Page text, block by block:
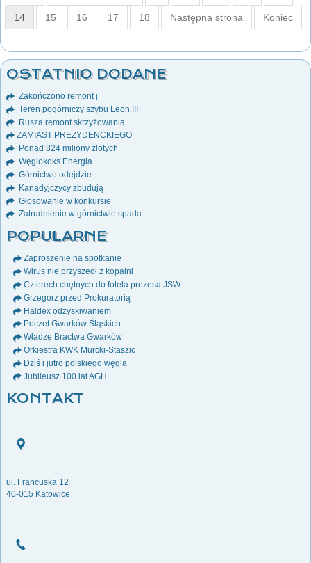
14 15 16 17 18 Następna strona Koniec
OSTATNIO DODANE
Zakończono remont j
Teren pogórniczy szybu Leon III
Rusza remont skrzyżowania
ZAMIAST PREZYDENCKIEGO
Ponad 824 miliony złotych
Węglokoks Energia
Górnictwo odejdzie
Kanadyjczycy zbudują
Głosowanie w konkursie
Zatrudnienie w górnictwie spada
POPULARNE
Zaproszenie na spotkanie
Wirus nie przyszedł z kopalni
Czterech chętnych do fotela prezesa JSW
Grzegorz przed Prokuratorią
Haldex odzyskiwaniem
Poczet Gwarków Śląskich
Władze Bractwa Gwarków
Orkiestra KWK Murcki-Staszic
Dziś i jutro polskiego węgla
Jubileusz 100 lat AGH
KONTAKT
ul. Francuska 12
40-015 Katowice